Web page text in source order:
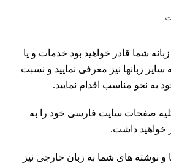
شما قادر خواهید بود خدمات و یا
زبانها نیز معرفی نمایید و نسبت
به نحو مناسب اقدام نمایید.
صفحات سایت فارسی خود را به
خواهید داشت.
و نوشته های شما به زبان خارجی نیز